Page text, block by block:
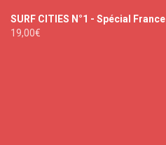
SURF CITIES N°1 - Spécial France
19,00€